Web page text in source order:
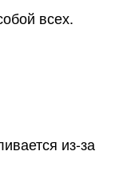
всех.
из-за